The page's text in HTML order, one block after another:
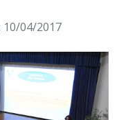
10/04/2017